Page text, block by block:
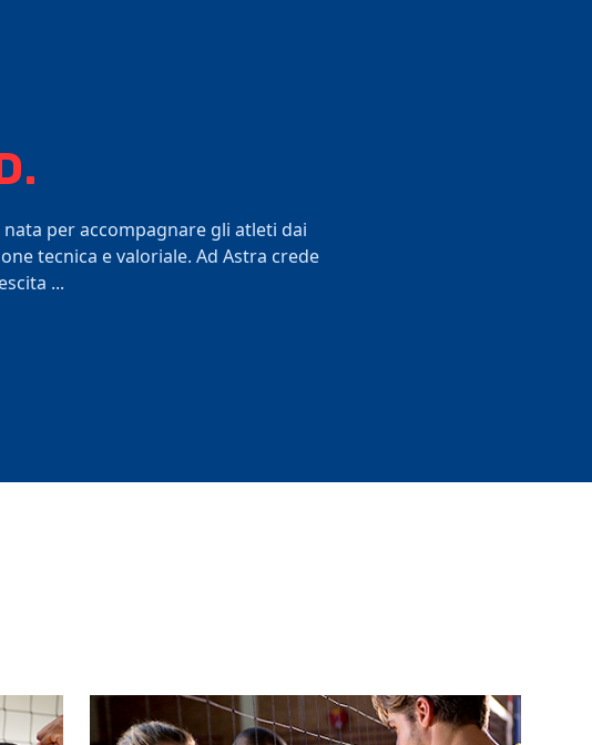
per accompagnare gli atleti dai
tecnica e valoriale. Ad Astra crede
...